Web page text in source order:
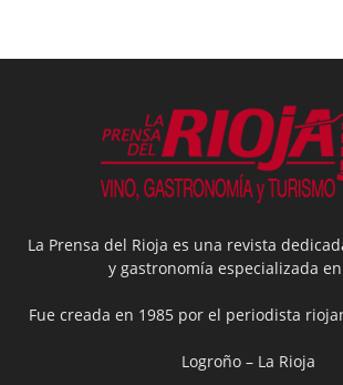
La Prensa del Rioja es una revista
y gastronomía especializada
Fue creada en 1985 por el periodista
Logroño – La Rioja